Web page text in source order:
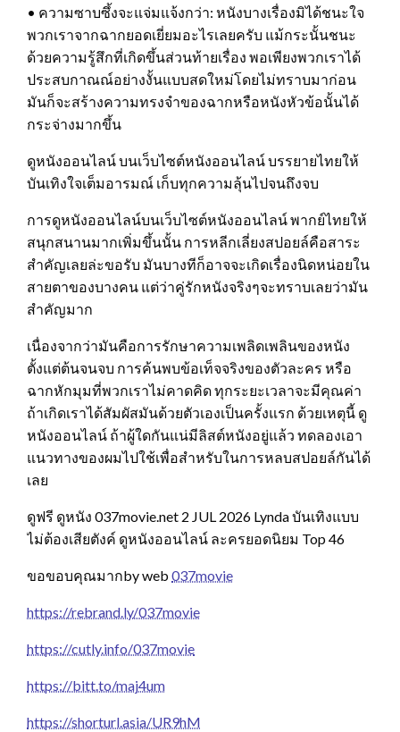
• ความซาบซึ้งจะแจ่มแจ้งกว่า: หนังบางเรื่องมิได้ชนะใจ
พวกเราจากฉากยอดเยี่ยมอะไรเลยครับ แม้กระนั้นชนะ
ด้วยความรู้สึกที่เกิดขึ้นส่วนท้ายเรื่อง พอเพียงพวกเราได้
ประสบกาณณ์อย่างงั้นแบบสดใหม่โดยไม่ทราบมาก่อน
มันก็จะสร้างความทรงจำของฉากหรือหนังหัวข้อนั้นได้
กระจ่างมากขึ้น
ดูหนังออนไลน์ บนเว็บไซต์หนังออนไลน์ บรรยายไทยให้
บันเทิงใจเต็มอารมณ์ เก็บทุกความลุ้นไปจนถึงจบ
การดูหนังออนไลน์บนเว็บไซต์หนังออนไลน์ พากย์ไทยให้
สนุกสนานมากเพิ่มขึ้นนั้น การหลีกเลี่ยงสปอยล์คือสาระ
สำคัญเลยล่ะขอรับ มันบางทีก็อาจจะเกิดเรื่องนิดหน่อยใน
สายตาของบางคน แต่ว่าคู่รักหนังจริงๆจะทราบเลยว่ามัน
สำคัญมาก
เนื่องจากว่ามันคือการรักษาความเพลิดเพลินของหนัง
ตั้งแต่ต้นจนจบ การค้นพบข้อเท็จจริงของตัวละคร หรือ
ฉากหักมุมที่พวกเราไม่คาดคิด ทุกระยะเวลาจะมีคุณค่า
ถ้าเกิดเราได้สัมผัสมันด้วยตัวเองเป็นครั้งแรก ด้วยเหตุนี้ ดู
หนังออนไลน์ ถ้าผู้ใดกันแน่มีลิสต์หนังอยู่แล้ว ทดลองเอา
แนวทางของผมไปใช้เพื่อสำหรับในการหลบสปอยล์กันได้
เลย
ดูฟรี ดูหนัง 037movie.net 2 JUL 2026 Lynda บันเทิงแบบ
ไม่ต้องเสียตังค์ ดูหนังออนไลน์ ละครยอดนิยม Top 46
ขอขอบคุณมากby web 037movie
https://rebrand.ly/037movie
https://cutly.info/037movie
https://bitt.to/maj4um
https://shorturl.asia/UR9hM